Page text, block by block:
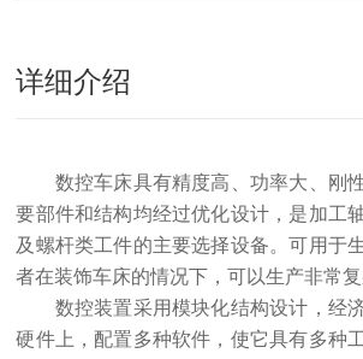
详细介绍
数控车床具有精度高、功率大、刚
要部件和结构均经过优化设计，是加工
及螺杆类工件的主要选择设备。可用于
者在装饰车床的情况下，可以生产非常复
数控装置采用模块化结构设计，经
硬件上，配置多种软件，使它具有多种